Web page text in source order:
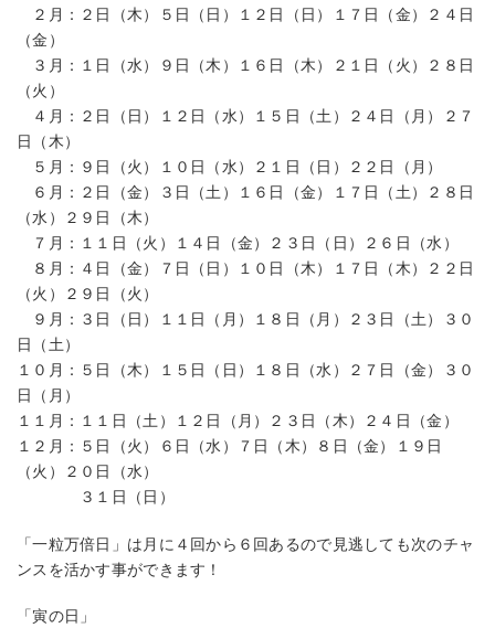
２月：２日（木）５日（日）１２日（日）１７日（金）２４日
（金）
３月：１日（水）９日（木）１６日（木）２１日（火）２８日
（火）
４月：２日（日）１２日（水）１５日（土）２４日（月）２７
日（木）
５月：９日（火）１０日（水）２１日（日）２２日（月）
６月：２日（金）３日（土）１６日（金）１７日（土）２８日
（水）２９日（木）
７月：１１日（火）１４日（金）２３日（日）２６日（水）
８月：４日（金）７日（日）１０日（木）１７日（木）２２日
（火）２９日（火）
９月：３日（日）１１日（月）１８日（月）２３日（土）３０
日（土）
１０月：５日（木）１５日（日）１８日（水）２７日（金）３０
日（月）
１１月：１１日（土）１２日（月）２３日（木）２４日（金）
１２月：５日（火）６日（水）７日（木）８日（金）１９日
（火）２０日（水）
３１日（日）
「一粒万倍日」は月に４回から６回あるので見逃しても次のチャ
ンスを活かす事ができます！
「寅の日」